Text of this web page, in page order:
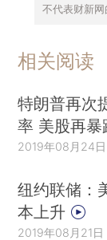
不代表财新网
相关阅读
特朗普再次
率 美股再暴
2019年08月24日
纽约联储：
本上升
2019年08月21日